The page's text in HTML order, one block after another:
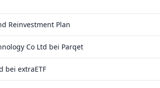
Reinvestment Plan
Co Ltd bei Parqet
bei extraETF